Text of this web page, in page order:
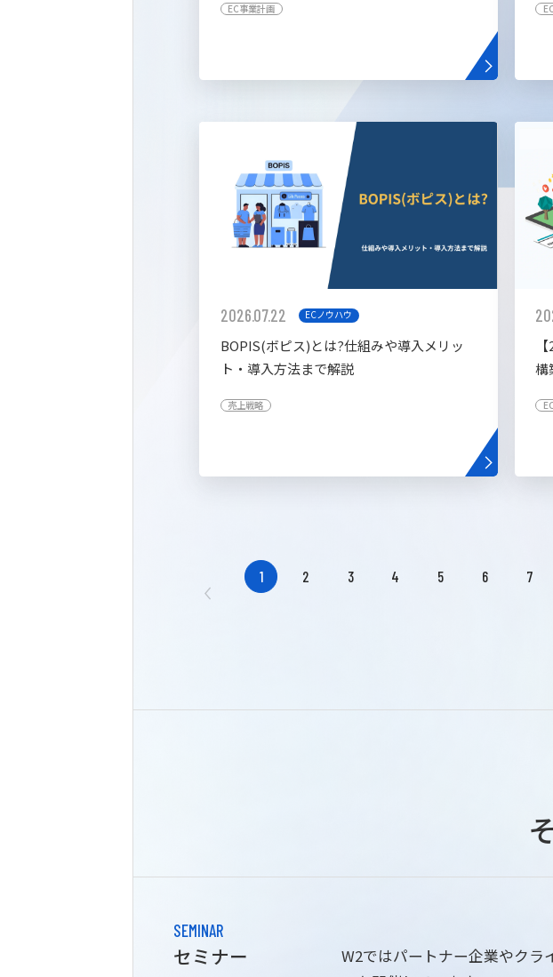
EC事業計画
2026.07.22 ECノウハウ
BOPIS(ボピス)とは?仕組みや導入メリッ
ト・導入方法まで解説
売上戦略
構
1 2 3 4 5 6 7
SEMINAR
セミナー
W2ではパートナー企業やクラ